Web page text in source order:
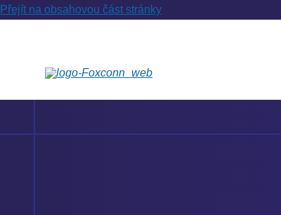
Přejít na obsahovou část stránky